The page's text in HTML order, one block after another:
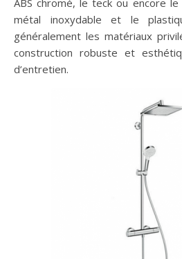
ABS chromé, le teck ou encore le
métal inoxydable et le
généralement les matériaux
construction robuste et
d’entretien.